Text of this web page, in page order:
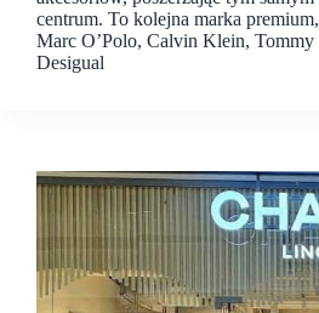
centrum. To kolejna marka
Marc O’Polo, Calvin Klein,
Desigual